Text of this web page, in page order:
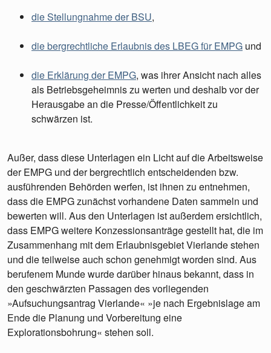
die Stellungnahme der BSU,
die bergrechtliche Erlaubnis des LBEG für EMPG und
die Erklärung der EMPG, was ihrer Ansicht nach alles
als Betriebsgeheimnis zu werten und deshalb vor der
Herausgabe an die Presse/Öffentlichkeit zu
schwärzen ist.
Außer, dass diese Unterlagen ein Licht auf die Arbeitsweise
der EMPG und der bergrechtlich entscheidenden bzw.
ausführenden Behörden werfen, ist ihnen zu entnehmen,
dass die EMPG zunächst vorhandene Daten sammeln und
bewerten will. Aus den Unterlagen ist außerdem ersichtlich,
dass EMPG weitere Konzessionsanträge gestellt hat, die im
Zusammenhang mit dem Erlaubnisgebiet Vierlande stehen
und die teilweise auch schon genehmigt worden sind. Aus
berufenem Munde wurde darüber hinaus bekannt, dass in
den geschwärzten Passagen des vorliegenden
»Aufsuchungsantrag Vierlande« »je nach Ergebnislage am
Ende die Planung und Vorbereitung eine
Explorationsbohrung« stehen soll.